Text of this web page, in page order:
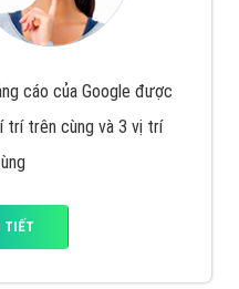
cáo của Google được
trí trên cùng và 3 vị trí
TIẾT